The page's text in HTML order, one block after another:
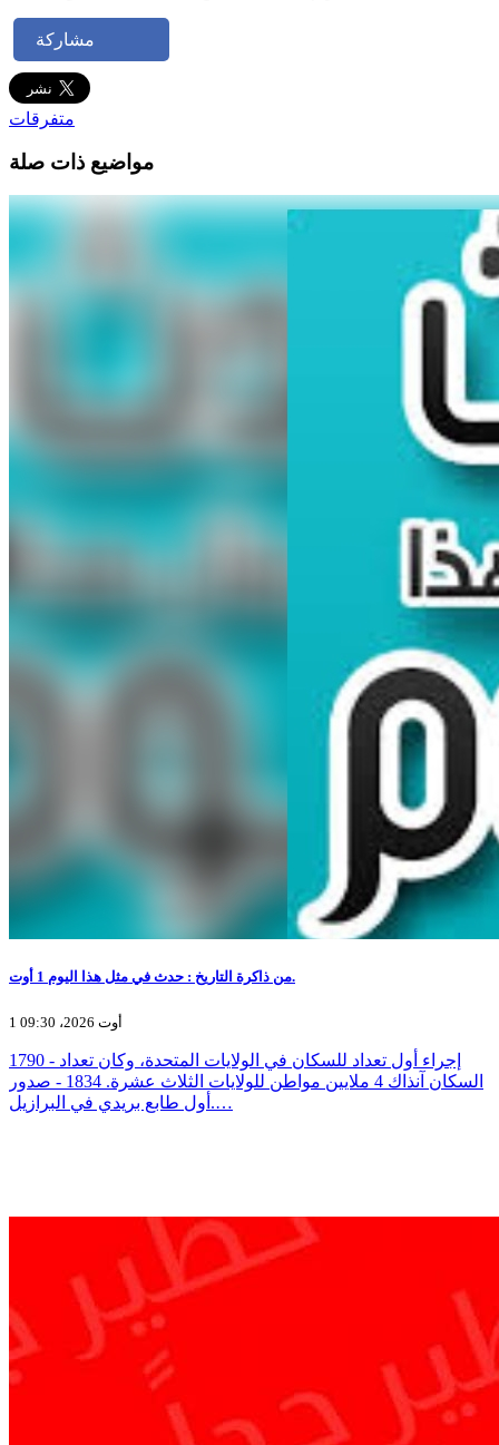
مشاركة
متفرقات
مواضيع ذات صلة
من ذاكرة التاريخ : حدث في مثل هذا اليوم 1 أوت.
1 أوت 2026، 09:30
1790 - إجراء أول تعداد للسكان في الولايات المتحدة، وكان تعداد
السكان آنذاك 4 ملايين مواطن للولايات الثلاث عشرة. 1834 - صدور
أول طابع بريدي في البرازيل.…